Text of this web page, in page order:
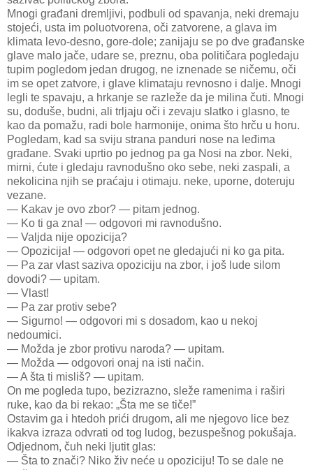
Mnogi građani dremljivi, podbuli od spavanja, neki dremaju
stojeći, usta im poluotvorena, oči zatvorene, a glava im
klimata levo-desno, gore-dole; zanijaju se po dve građanske
glave malo jače, udare se, preznu, oba političara pogledaju
tupim pogledom jedan drugog, ne iznenade se ničemu, oči
im se opet zatvore, i glave klimataju revnosno i dalje. Mnogi
legli te spavaju, a hrkanje se razleže da je milina čuti. Mnogi
su, doduše, budni, ali trljaju oči i zevaju slatko i glasno, te
kao da pomažu, radi bole harmonije, onima što hrču u horu.
Pogledam, kad sa sviju strana panduri nose na leđima
građane. Svaki uprtio po jednog pa ga Nosi na zbor. Neki,
mirni, ćute i gledaju ravnodušno oko sebe, neki zaspali, a
nekolicina njih se praćaju i otimaju. neke, uporne, doteruju
vezane.
— Kakav je ovo zbor? — pitam jednog.
— Ko ti ga zna! — odgovori mi ravnodušno.
— Valjda nije opozicija?
— Opozicija! — odgovori opet ne gledajući ni ko ga pita.
— Pa zar vlast saziva opoziciju na zbor, i još lude silom
dovodi? — upitam.
— Vlast!
— Pa zar protiv sebe?
— Sigurno! — odgovori mi s dosadom, kao u nekoj
nedoumici.
— Možda je zbor protivu naroda? — upitam.
— Možda — odgovori onaj na isti način.
— A šta ti misliš? — upitam.
On me pogleda tupo, bezizrazno, sleže ramenima i raširi
ruke, kao da bi rekao: „Šta me se tiče!”
Ostavim ga i htedoh prići drugom, ali me njegovo lice bez
ikakva izraza odvrati od tog ludog, bezuspešnog pokušaja.
Odjednom, čuh neki ljutit glas:
— Šta to znači? Niko živ neće u opoziciju! To se dale ne